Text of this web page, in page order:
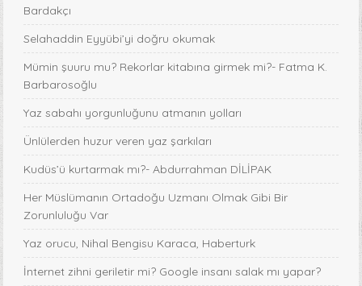
Bardakçı
Selahaddin Eyyübi’yi doğru okumak
Mümin şuuru mu? Rekorlar kitabına girmek mi?- Fatma K.
Barbarosoğlu
Yaz sabahı yorgunluğunu atmanın yolları
Ünlülerden huzur veren yaz şarkıları
Kudüs’ü kurtarmak mı?- Abdurrahman DİLİPAK
Her Müslümanın Ortadoğu Uzmanı Olmak Gibi Bir
Zorunluluğu Var
Yaz orucu, Nihal Bengisu Karaca, Haberturk
İnternet zihni geriletir mi? Google insanı salak mı yapar?